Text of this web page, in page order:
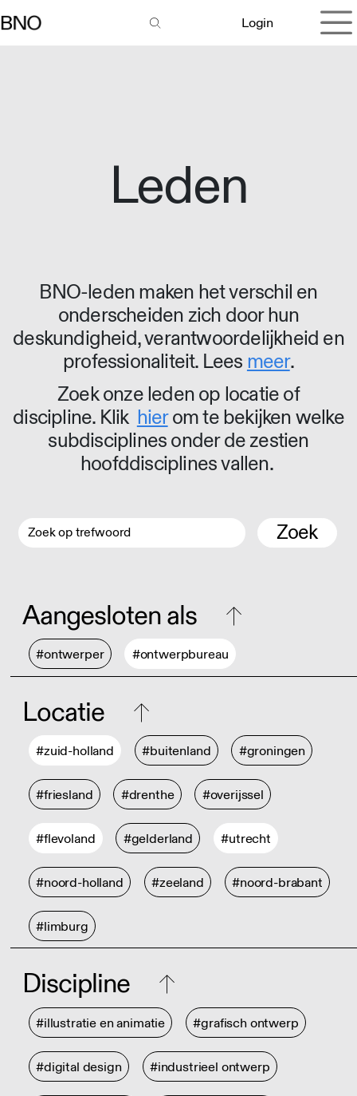
Login
Leden
BNO-leden maken het verschil en
onderscheiden zich door hun
deskundigheid, verantwoordelijkheid en
professionaliteit. Lees meer.
Zoek onze leden op locatie of
discipline. Klik hierom te bekijken welke
subdisciplines onder de zestien
hoofddisciplines vallen.
Zoek
Aangesloten als
#ontwerper #ontwerpbureau
Locatie
#zuid-holland #buitenland #groningen
#friesland #drenthe #overijssel
#flevoland #gelderland #utrecht
#noord-holland #zeeland #noord-brabant
#limburg
Discipline
#illustratie en animatie #grafisch ontwerp
#digital design #industrieel ontwerp